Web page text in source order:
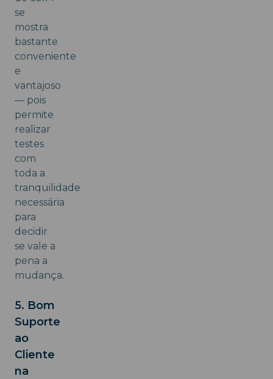
se
mostra
bastante
conveniente
e
vantajoso
— pois
permite
realizar
testes
com
toda a
tranquilidade
necessária
para
decidir
se vale a
pena a
mudança.
5. Bom
Suporte
ao
Cliente
na